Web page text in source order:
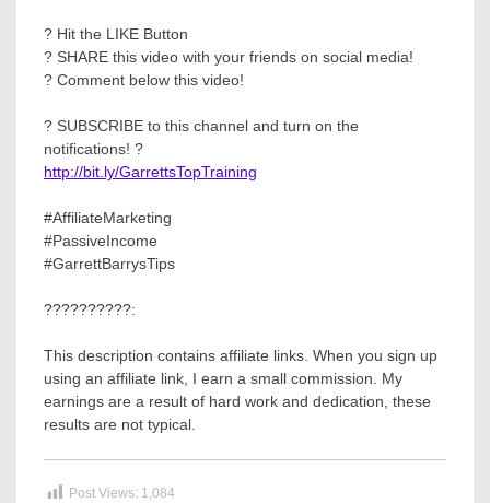
? Hit the LIKE Button
? SHARE this video with your friends on social media!
? Comment below this video!
? SUBSCRIBE to this channel and turn on the
notifications! ?
http://bit.ly/GarrettsTopTraining
#AffiliateMarketing
#PassiveIncome
#GarrettBarrysTips
??????????:
This description contains affiliate links. When you sign up
using an affiliate link, I earn a small commission. My
earnings are a result of hard work and dedication, these
results are not typical.
Post Views: 1,084